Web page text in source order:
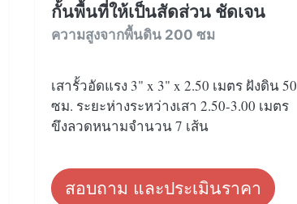
กั้นพื้นที่ให้เป็นสัดส่วน ชัดเจน
ความสูงจากพื้นดิน 200 ซม
เสารั้วอัดแรง 3" x 3" x 2.50 เมตร ฝังดิน 50
ซม. ระยะห่างระหว่างเสา 2.50-3.00 เมตร
ขึงลวดหนามจำนวน 7 เส้น
สอบถาม และประเมินราคา